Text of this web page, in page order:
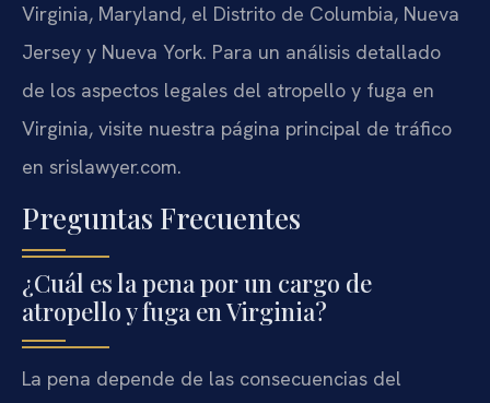
Virginia, Maryland, el Distrito de Columbia, Nueva
Jersey y Nueva York. Para un análisis detallado
de los aspectos legales del atropello y fuga en
Virginia, visite nuestra página principal de tráfico
en srislawyer.com.
Preguntas Frecuentes
¿Cuál es la pena por un cargo de
atropello y fuga en Virginia?
La pena depende de las consecuencias del